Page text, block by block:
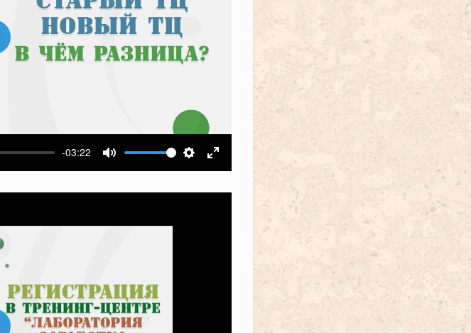
-03:22
Выключить звукНастройки
На весь экран